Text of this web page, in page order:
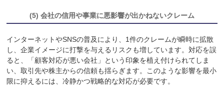
(5) 会社の信用や事業に悪影響が出かねないクレーム
インターネットやSNSの普及により、1件のクレームが瞬時に拡散
し、企業イメージに打撃を与えるリスクも増しています。対応を誤
ると、「顧客対応が悪い会社」という印象を植え付けられてしま
い、取引先や株主からの信頼も揺らぎます。このような影響を最小
限に抑えるには、冷静かつ戦略的な対応が必要です。